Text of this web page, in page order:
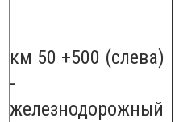
км 50 +500 (слева)
-
железнодорожный